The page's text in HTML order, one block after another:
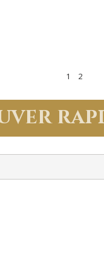
1 2